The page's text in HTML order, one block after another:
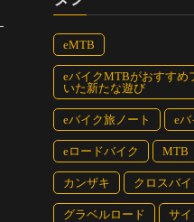
eMTB
eバイクMTBがおすすめ
いた新たな遊び
eバイク旅ノート e
eロードバイク MTB
カンザキ クロスバイ
グラベルロード サ